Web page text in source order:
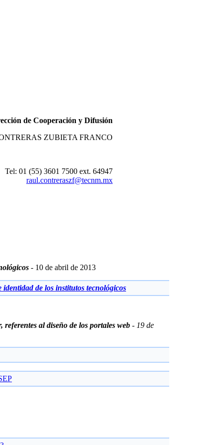
de Cooperación y Difusión
ZUBIETA FRANCO
Tel: 01 (55) 3601 7500 ext. 64947
raul.contreraszf@tecnm.mx
- 10 de abril de 2013
de los institutos tecnológicos
al diseño de los portales web - 19 de